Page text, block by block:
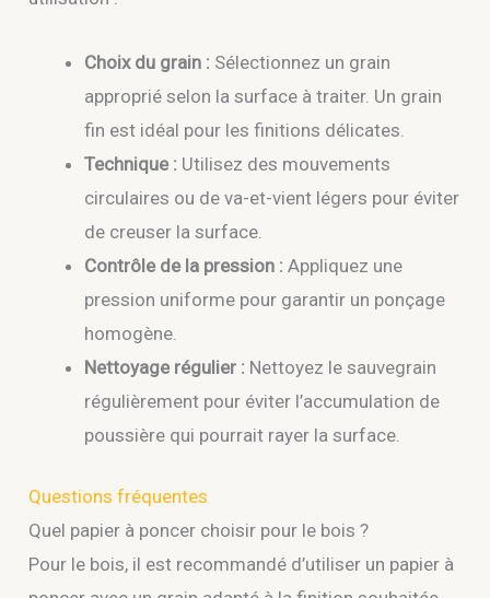
Choix du grain : Sélectionnez un grain
approprié selon la surface à traiter. Un grain
fin est idéal pour les finitions délicates.
Technique : Utilisez des mouvements
circulaires ou de va-et-vient légers pour éviter
de creuser la surface.
Contrôle de la pression : Appliquez une
pression uniforme pour garantir un ponçage
homogène.
Nettoyage régulier : Nettoyez le sauvegrain
régulièrement pour éviter l’accumulation de
poussière qui pourrait rayer la surface.
Questions fréquentes
Quel papier à poncer choisir pour le bois ?
Pour le bois, il est recommandé d’utiliser un papier à